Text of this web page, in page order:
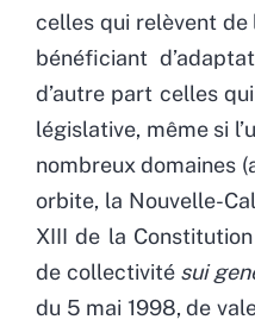
celles qui relèvent de
bénéficiant
d’autre part celles
législative, même si
nombreux domaines
orbite, la Nouvelle-
XIII de la
de collectivité sui
du 5 mai 1998, de